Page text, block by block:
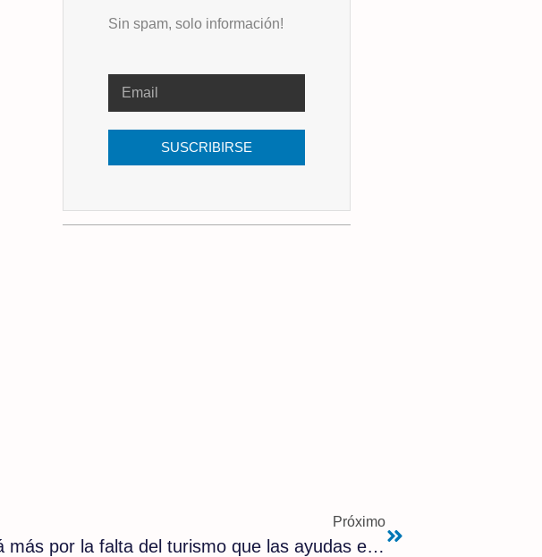
Sin spam, solo información!
SUSCRIBIRSE
Próximo
España perderá más por la falta del turismo que las ayudas europeas